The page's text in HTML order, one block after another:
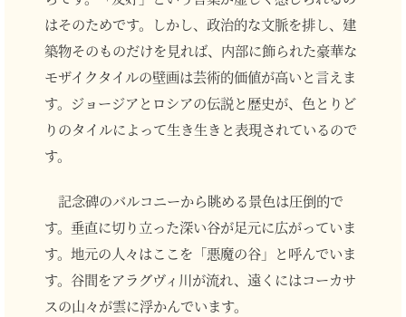
はそのためです。しかし、政治的な文脈を排し、建
築物そのものだけを見れば、内部に飾られた豪華な
モザイクタイルの壁画は芸術的価値が高いと言えま
す。ジョージアとロシアの伝説と歴史が、色とりど
りのタイルによって生き生きと表現されているので
す。
記念碑のバルコニーから眺める景色は圧倒的で
す。垂直に切り立った深い谷が足元に広がっていま
す。地元の人々はここを「悪魔の谷」と呼んでいま
す。谷間をアラグヴィ川が流れ、遠くにはコーカサ
スの山々が雲に浮かんでいます。